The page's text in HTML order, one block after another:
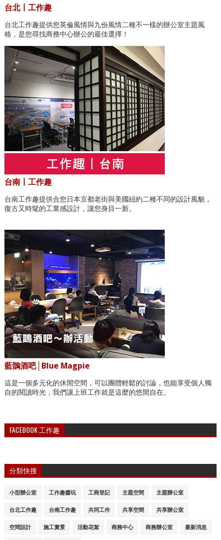
台北〡工作趣
台北工作趣提供您英倫風情與九份風情二種不一樣的辦公室主題風
格，是您尋找商務中心辦公的最佳選擇！
台南〡工作趣
台南工作趣提供合您日本京都老街與美國紐約二種不同的設計風貌，
復古又時髦的工業感設計，讓您身目一新。
藍鵲酒吧│Blue Magpie
這是一個多元化的休閒空間，可以團體輕鬆的討論，也能享受個人獨
自的閱讀時光，我們讓上班工作就是這麼的悠閒自在。
FACEBOOK 工作趣
分類快搜
小型辦公室 工作趣醬玩 工商登記 主題空間 主題辦公室
台北工作趣 台南工作趣 共同工作 共享空間 共享辦公室
空間設計 施工實景 活動花絮 商務中心 商務辦公室 最新消息